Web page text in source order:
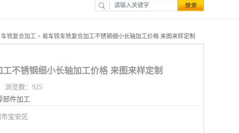
车铣复合加工 > 易车铁车铣复合加工不锈钢细小长轴加工价格 来图来样定制
不锈钢细小长轴加工价格 来图来样定制
浏览数：925
部件加工
宝安区